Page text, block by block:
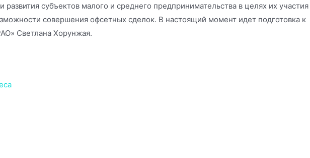
субъектов малого и среднего предпринимательства в целях их участия
совершения офсетных сделок. В настоящий момент идет подготовка к
Светлана Хорунжая.